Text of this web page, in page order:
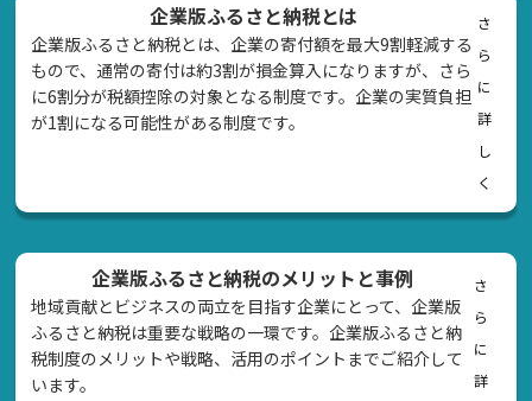
企業版ふるさと納税とは
企業版ふるさと納税とは、企業の寄付額を最大9割軽減する
もので、通常の寄付は約3割が損金算入になりますが、さら
に6割分が税額控除の対象となる制度です。企業の実質負担
が1割になる可能性がある制度です。
さ
ら
に
詳
し
く
企業版ふるさと納税のメリットと事例
地域貢献とビジネスの両立を目指す企業にとって、企業版
ふるさと納税は重要な戦略の一環です。企業版ふるさと納
税制度のメリットや戦略、活用のポイントまでご紹介して
います。
さ
ら
に
詳